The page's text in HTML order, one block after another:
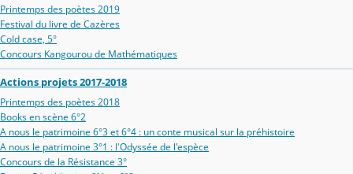
Printemps des poètes 2019
Festival du livre de Cazères
Cold case, 5°
Concours Kangourou de Mathématiques
Actions projets 2017-2018
Printemps des poètes 2018
Books en scène 6°2
A nous le patrimoine 6°3 et 6°4 : un conte musical sur la préhistoire
A nous le patrimoine 3°1 : l'Odyssée de l'espèce
Concours de la Résistance 3°